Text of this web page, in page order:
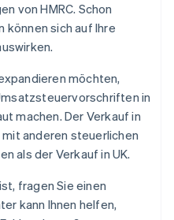
von HMRC. Schon
können sich auf Ihre
möchten,
in
machen. Der Verkauf in
anderen steuerlichen
als der Verkauf in UK.
fragen Sie einen
kann Ihnen helfen,